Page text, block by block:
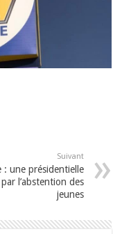
Suivant
: une présidentielle
l’abstention des
jeunes